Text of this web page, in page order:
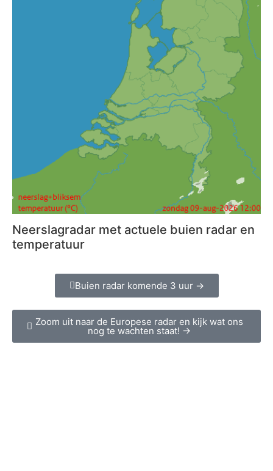
Neerslagradar met actuele buien radar en
temperatuur
Buien radar komende 3 uur →
Zoom uit naar de Europese radar en kijk wat ons
nog te wachten staat! →